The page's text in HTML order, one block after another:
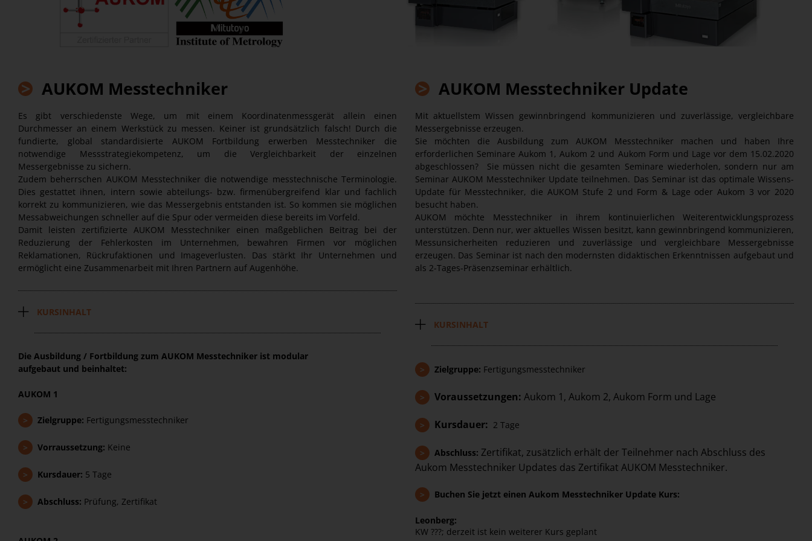
> AUKOM Messtechniker
Es gibt verschiedenste Wege, um mit einem Koordinatenmessgerät allein einen
Durchmesser an einem Werkstück zu messen. Keiner ist grundsätzlich falsch! Durch die
fundierte, global standardisierte AUKOM Fortbildung erwerben Messtechniker die
notwendige Messstrategiekompetenz, um die Vergleichbarkeit der einzelnen
Messergebnisse zu sichern.
Zudem beherrschen AUKOM Messtechniker die notwendige messtechnische Terminologie.
Dies gestattet ihnen, intern sowie abteilungs- bzw. firmenübergreifend klar und fachlich
korrekt zu kommunizieren, wie das Messergebnis entstanden ist. So kommen sie möglichen
Messabweichungen schneller auf die Spur oder vermeiden diese bereits im Vorfeld.
Damit leisten zertifizierte AUKOM Messtechniker einen maßgeblichen Beitrag bei der
Reduzierung der Fehlerkosten im Unternehmen, bewahren Firmen vor möglichen
Reklamationen, Rückrufaktionen und Imageverlusten. Das stärkt Ihr Unternehmen und
ermöglicht eine Zusammenarbeit mit Ihren Partnern auf Augenhöhe.
KURSINHALT
Die Ausbildung / Fortbildung zum AUKOM Messtechniker ist modular
aufgebaut und beinhaltet:
AUKOM 1
> Zielgruppe: Fertigungsmesstechniker
> Vorraussetzung: Keine
> Kursdauer: 5 Tage
> Abschluss: Prüfung, Zertifikat
> AUKOM Messtechniker Update
Mit aktuellstem Wissen gewinnbringend kommunizieren und zuverlässige, vergleichbare
Messergebnisse erzeugen.
Sie möchten die Ausbildung zum AUKOM Messtechniker machen und haben Ihre
erforderlichen Seminare Aukom 1, Aukom 2 und Aukom Form und Lage vor dem 15.02.2020
abgeschlossen? Sie müssen nicht die gesamten Seminare wiederholen, sondern nur am
Seminar AUKOM Messtechniker Update teilnehmen. Das Seminar ist das optimale Wissens-
Update für Messtechniker, die AUKOM Stufe 2 und Form & Lage oder Aukom 3 vor 2020
besucht haben.
AUKOM möchte Messtechniker in ihrem kontinuierlichen Weiterentwicklungsprozess
unterstützen. Denn nur, wer aktuelles Wissen besitzt, kann gewinnbringend kommunizieren,
Messunsicherheiten reduzieren und zuverlässige und vergleichbare Messergebnisse
erzeugen. Das Seminar ist nach den modernsten didaktischen Erkenntnissen aufgebaut und
als 2-Tages-Präsenzseminar erhältlich.
KURSINHALT
> Zielgruppe: Fertigungsmesstechniker
> Voraussetzungen: Aukom 1, Aukom 2, Aukom Form und Lage
> Kursdauer: 2 Tage
> Abschluss: Zertifikat, zusätzlich erhält der Teilnehmer nach Abschluss des
Aukom Messtechniker Updates das Zertifikat AUKOM Messtechniker.
> Buchen Sie jetzt einen Aukom Messtechniker Update Kurs:
Leonberg:
KW ???; derzeit ist kein weiterer Kurs geplant